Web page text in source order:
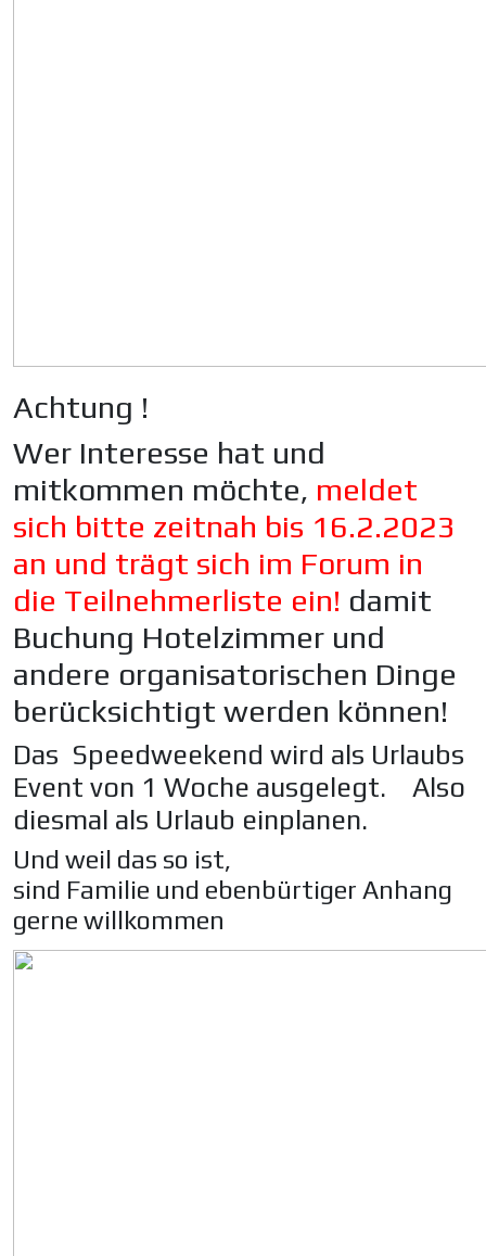
Achtung !
Wer Interesse hat und
mitkommen möchte, meldet
sich bitte zeitnah bis 16.2.2023
an und trägt sich im Forum in
die Teilnehmerliste ein! damit
Buchung Hotelzimmer und
andere organisatorischen Dinge
berücksichtigt werden können!
Das Speedweekend wird als Urlaubs
Event von 1 Woche ausgelegt. Also
diesmal als Urlaub einplanen.
Und weil das so ist,
sind Familie und ebenbürtiger Anhang
gerne willkommen